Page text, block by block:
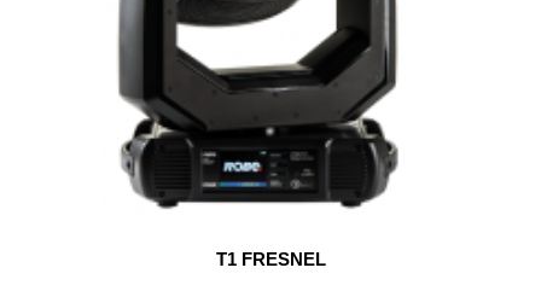
T1 FRESNEL